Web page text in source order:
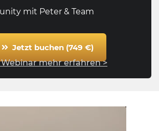
mit Peter & Team
Jetzt buchen (749 €)
Webinar mehr erfahren >